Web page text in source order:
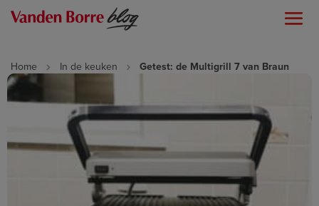
Home In de keuken Getest: de Multigrill 7 van Braun